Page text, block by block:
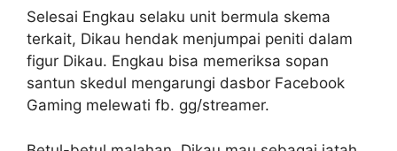
Selesai Engkau selaku unit bermula skema
terkait, Dikau hendak menjumpai peniti dalam
figur Dikau. Engkau bisa memeriksa sopan
santun skedul mengarungi dasbor Facebook
Gaming melewati fb. gg/streamer.